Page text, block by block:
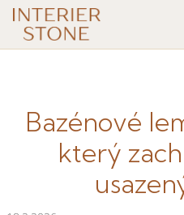
Přejít
obsah
Bazénové
který